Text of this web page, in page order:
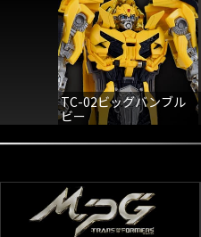
TC-02ビッグバンブル
ビー